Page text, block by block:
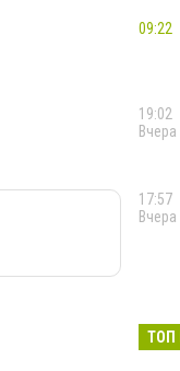
09:22
19:02
Вчера
17:57
Вчера
ТОП